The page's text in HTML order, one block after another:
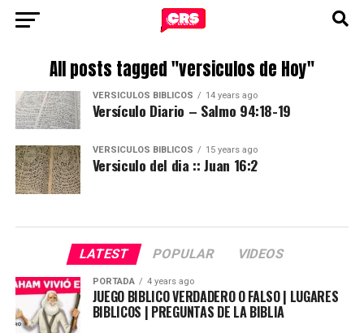
All posts tagged "versiculos de Hoy"
VERSICULOS BIBLICOS 14 years ago
Versículo Diario – Salmo 94:18-19
VERSICULOS BIBLICOS 15 years ago
Versiculo del dia :: Juan 16:2
LATEST POPULAR VIDEOS
PORTADA 4 years ago
JUEGO BIBLICO VERDADERO O FALSO | LUGARES
BIBLICOS | PREGUNTAS DE LA BIBLIA